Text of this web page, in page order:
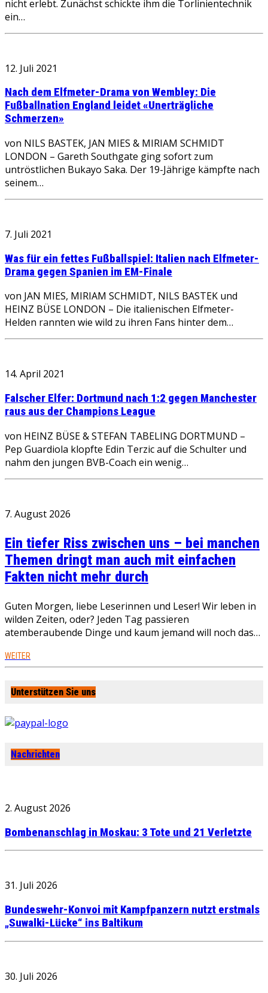
nicht erlebt. Zunächst schickte ihm die Torlinientechnik
ein…
12. Juli 2021
Nach dem Elfmeter-Drama von Wembley: Die
Fußballnation England leidet «Unerträgliche
Schmerzen»
von NILS BASTEK, JAN MIES & MIRIAM SCHMIDT
LONDON – Gareth Southgate ging sofort zum
untröstlichen Bukayo Saka. Der 19-Jährige kämpfte nach
seinem…
7. Juli 2021
Was für ein fettes Fußballspiel: Italien nach Elfmeter-
Drama gegen Spanien im EM-Finale
von JAN MIES, MIRIAM SCHMIDT, NILS BASTEK und
HEINZ BÜSE LONDON – Die italienischen Elfmeter-
Helden rannten wie wild zu ihren Fans hinter dem…
14. April 2021
Falscher Elfer: Dortmund nach 1:2 gegen Manchester
raus aus der Champions League
von HEINZ BÜSE & STEFAN TABELING DORTMUND –
Pep Guardiola klopfte Edin Terzic auf die Schulter und
nahm den jungen BVB-Coach ein wenig…
7. August 2026
Ein tiefer Riss zwischen uns – bei manchen
Themen dringt man auch mit einfachen
Fakten nicht mehr durch
Guten Morgen, liebe Leserinnen und Leser! Wir leben in
wilden Zeiten, oder? Jeden Tag passieren
atemberaubende Dinge und kaum jemand will noch das…
WEITER
Unterstützen Sie uns
Nachrichten
2. August 2026
Bombenanschlag in Moskau: 3 Tote und 21 Verletzte
31. Juli 2026
Bundeswehr-Konvoi mit Kampfpanzern nutzt erstmals
„Suwalki-Lücke“ ins Baltikum
30. Juli 2026